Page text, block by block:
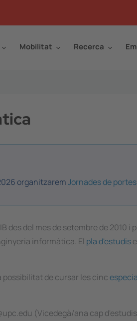
Mobilitat Recerca
organitzaremJornades de
des del mes de setembre de 2010
informàtica. El pla d'estudis
possibilitat de cursar les cinc
(Vicedegà/ana cap